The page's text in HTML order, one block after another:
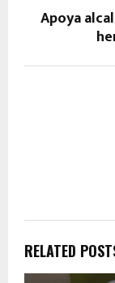
Apoya
RELATED